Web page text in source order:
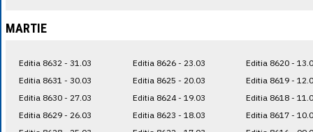
MARTIE
Editia 8632 - 31.03
Editia 8631 - 30.03
Editia 8630 - 27.03
Editia 8629 - 26.03
Editia 8626 - 23.03
Editia 8625 - 20.03
Editia 8624 - 19.03
Editia 8623 - 18.03
Editia 8620 -
Editia 8619 -
Editia 8618 -
Editia 8617 -